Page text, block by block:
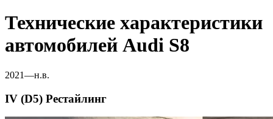
Технические характеристики
автомобилей Audi S8
2021—н.в.
IV (D5) Рестайлинг